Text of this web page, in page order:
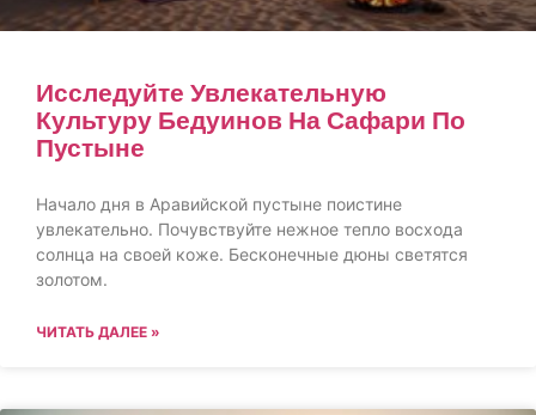
Исследуйте Увлекательную
Культуру Бедуинов На Сафари По
Пустыне
Начало дня в Аравийской пустыне поистине
увлекательно. Почувствуйте нежное тепло восхода
солнца на своей коже. Бесконечные дюны светятся
золотом.
ЧИТАТЬ ДАЛЕЕ »